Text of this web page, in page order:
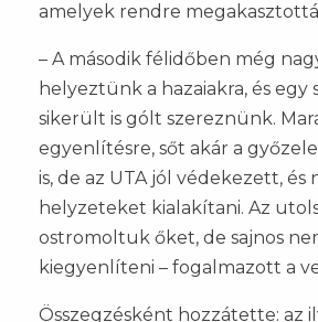
amelyek rendre
– A második félidőben még
helyeztünk a hazaiakra, és egy
sikerült is gólt szereznünk.
egyenlítésre, sőt akár a
is, de az UTA jól védekezett, és
helyzeteket kialakítani. Az
ostromoltuk őket, de sajnos
kiegyenlíteni – fogalmazott a
Összegzésként hozzátette: az